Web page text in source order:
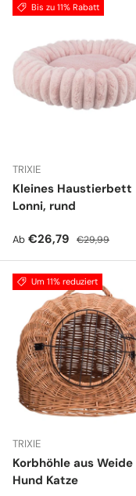
Bis zu 11% Rabatt
TRIXIE
Kleines Haustierbett
Lonni, rund
Verkaufspreis
Ab €26,79 Normaler Preis
€29,99
Um 11% reduziert
TRIXIE
Korbhöhle aus Weide
Hund Katze